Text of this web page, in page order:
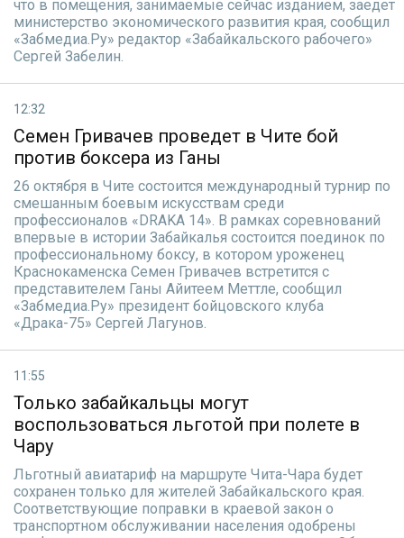
что в помещения, занимаемые сейчас изданием, заедет
министерство экономического развития края, сообщил
«Забмедиа.Ру» редактор «Забайкальского рабочего»
Сергей Забелин.
12:32
Семен Гривачев проведет в Чите бой
против боксера из Ганы
26 октября в Чите состоится международный турнир по
смешанным боевым искусствам среди
профессионалов «DRAKA 14». В рамках соревнований
впервые в истории Забайкалья состоится поединок по
профессиональному боксу, в котором уроженец
Краснокаменска Семен Гривачев встретится с
представителем Ганы Айитеем Меттле, сообщил
«Забмедиа.Ру» президент бойцовского клуба
«Драка-75» Сергей Лагунов.
11:55
Только забайкальцы могут
воспользоваться льготой при полете в
Чару
Льготный авиатариф на маршруте Чита-Чара будет
сохранен только для жителей Забайкальского края.
Соответствующие поправки в краевой закон о
транспортном обслуживании населения одобрены